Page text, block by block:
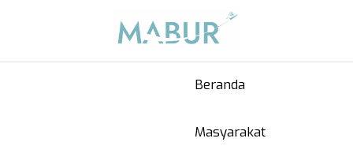
Beranda
Masyarakat